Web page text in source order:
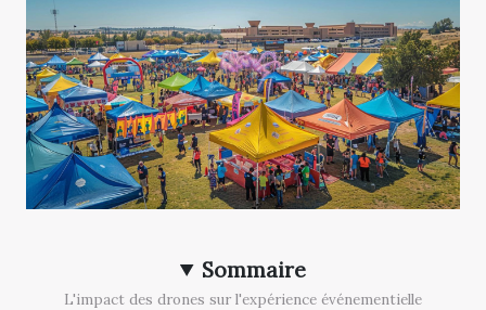
Sommaire
L'impact des drones sur l'expérience événementielle